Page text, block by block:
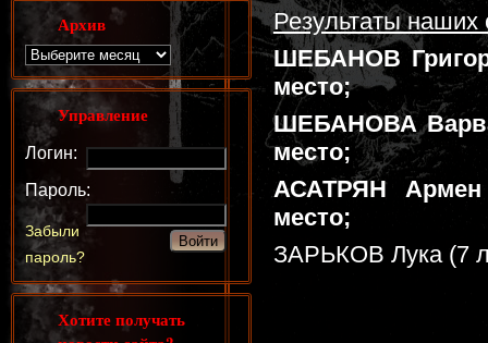
Результаты
ШЕБАНОВ
место;
ШЕБАНОВА
место;
АСАТРЯН
место;
ЗАРЬКОВ Лука (7
Архив
Управление
Логин:
Пароль:
Забыли
пароль?
Хотите получать